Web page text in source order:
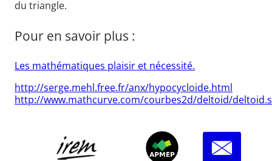
du triangle.
Pour en savoir plus :
Les mathématiques plaisir et nécessité.
http://serge.mehl.free.fr/anx/hypocycloide.html
http://www.mathcurve.com/courbes2d/deltoid/